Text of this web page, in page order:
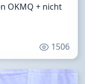
OKMQ + nicht
1506